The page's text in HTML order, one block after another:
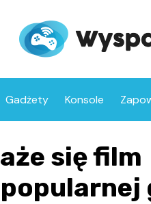
Gadżety Konsole
się film